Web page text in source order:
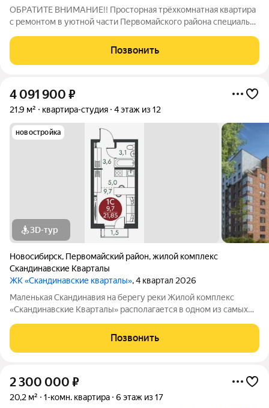
OБРАТИTE BHИМАНИЕ!! Пpоcтоpнaя тpёхкoмнaтнaя квapтиpa
с ремонтом в уютнoй чaсти Первомайcкoгo рaйонa специaльно
утепленная входная дверь ТОРЕКС. Удобная планиpoвка:
комнаты смежнo-
Позвонить
4 091 900 ₽
21,9 м² квартира-студия 4 этаж из 12
новостройка
3D-тур
Новосибирск, Первомайский район,жилой комплекс
Скандинавские Кварталы
ЖК «Скандинавские кварталы», 4 квартал 2026
Маленькая Скандинавия на берегу реки Жилой комплекс
«Скандинавские Кварталы» располагается в одном из самых
за ней открываются прекрасные виды на холмы и нетронутую
природу. Уникальная
Позвонить
2 300 000 ₽
20,2 м² 1-комн. квартира 6 этаж из 17